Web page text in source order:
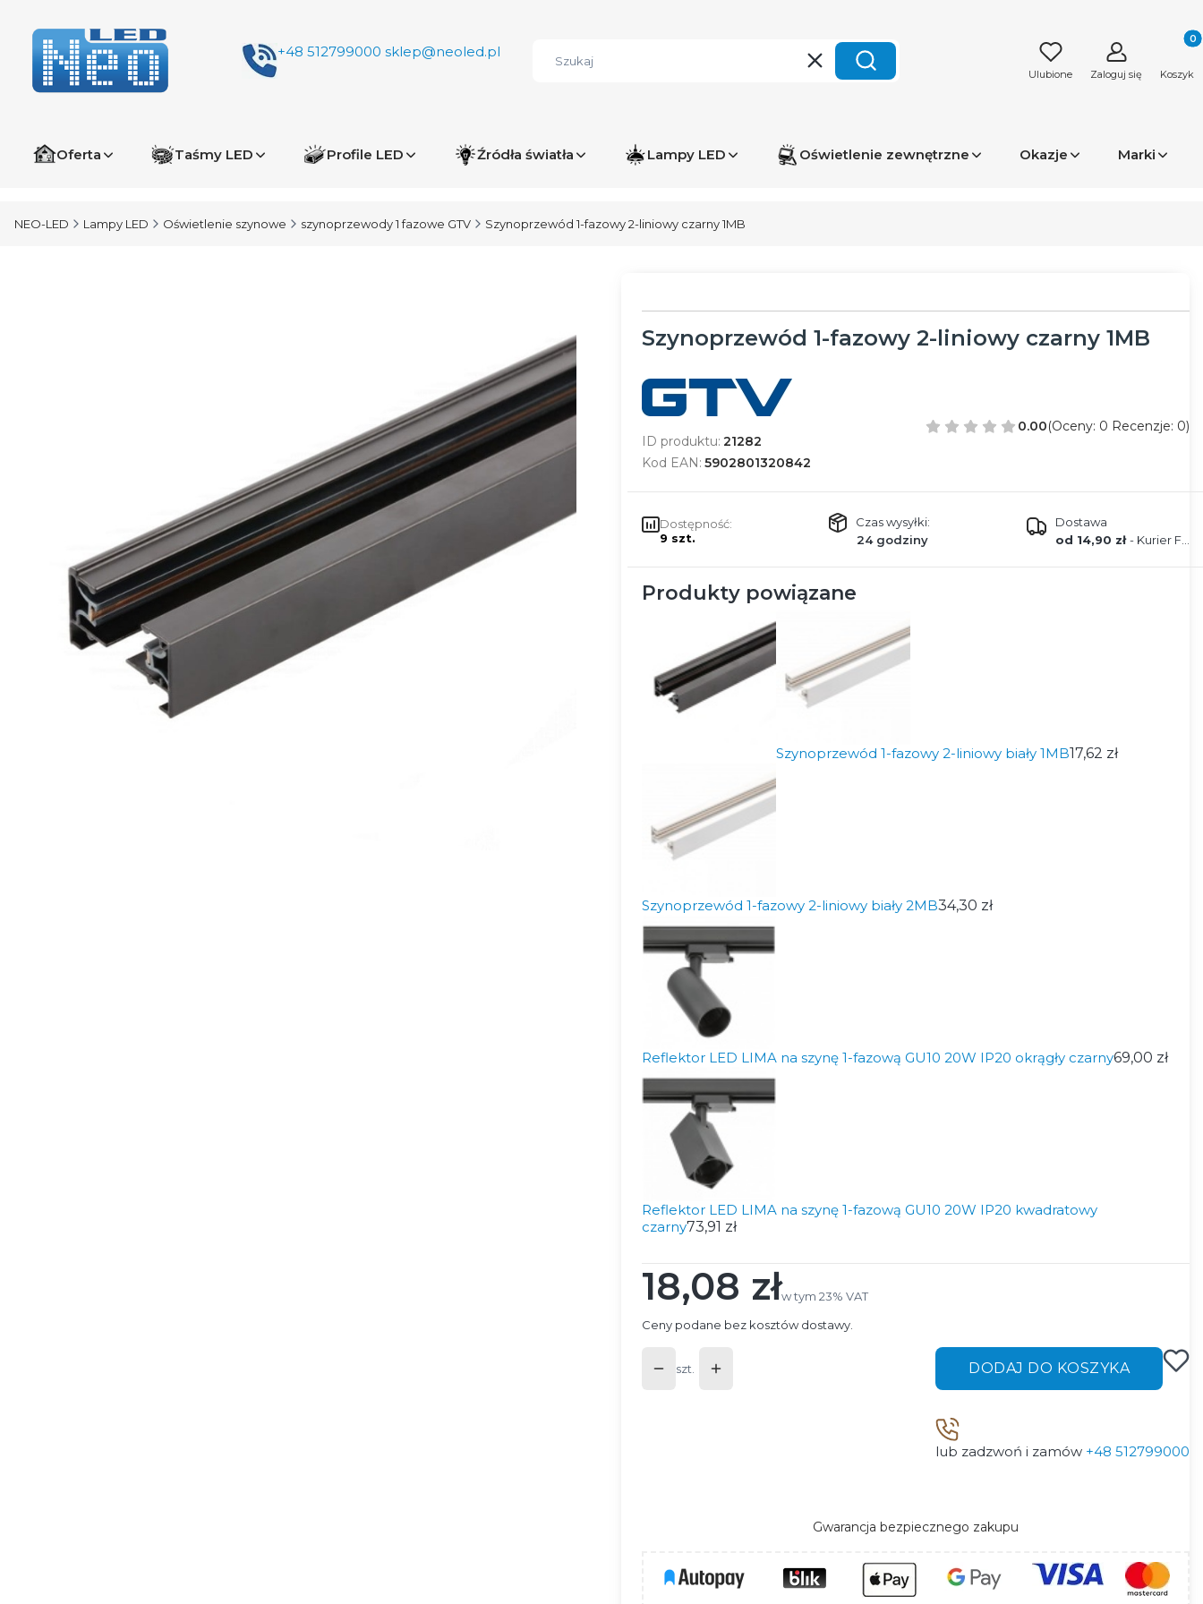
+48 512799000 sklep@neoled.pl
WyczyśćSzukaj Ulubione Zaloguj się Koszyk
Oferta Taśmy LED Profile LED Źródła światła Lampy LED Oświetlenie zewnętrzne Okazje Marki
NEO-LED Lampy LED Oświetlenie szynowe szynoprzewody 1 fazowe GTV Szynoprzewód 1-fazowy 2-liniowy czarny 1MB
Szynoprzewód 1-fazowy 2-liniowy czarny 1MB
ID produktu: 21282
Kod EAN: 5902801320842
0.00(Oceny: 0 Recenzje: 0)
Dostępność:
9 szt.
Czas wysyłki:
24 godziny
Dostawa
od 14,90 zł- Kurier FEDEX
Produkty powiązane
Szynoprzewód 1-fazowy 2-liniowy biały 1MB17,62 zł
Szynoprzewód 1-fazowy 2-liniowy biały 2MB34,30 zł
Reflektor LED LIMA na szynę 1-fazową GU10 20W IP20 okrągły czarny69,00 zł
Reflektor LED LIMA na szynę 1-fazową GU10 20W IP20 kwadratowy
czarny73,91 zł
Cena
18,08 złw tym 23% VAT
w tym 23% VAT
Ceny podane bez kosztów dostawy.
szt. DODAJ DO KOSZYKA
lub zadzwoń i zamów +48 512799000
Gwarancja bezpiecznego zakupu